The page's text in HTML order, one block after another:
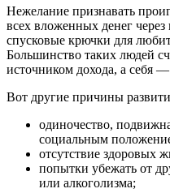
Нежелание признавать
всех вложенных денег
спусковые крючки для
Большинство таких людей
источником дохода, а себя
Вот другие причины
одиночество,
социальным
отсутствие здоровых
попытки убежать от
или алкоголизма;